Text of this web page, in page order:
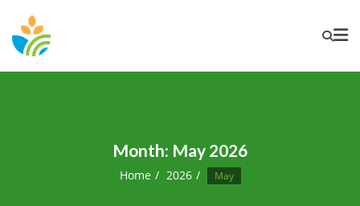
Month: May 2026
Home 2026 May